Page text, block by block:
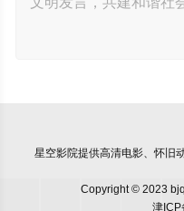
星空影院提供高清电影、怀旧
Copyright © 2023
津